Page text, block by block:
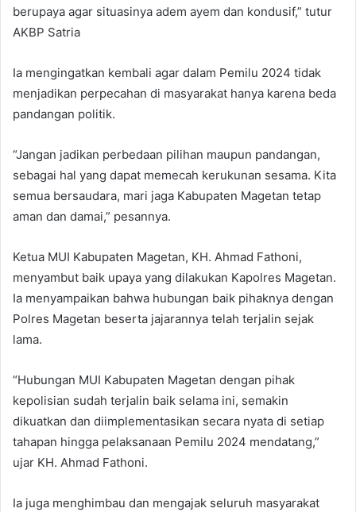
berupaya agar situasinya adem ayem dan kondusif,” tutur
AKBP Satria
Ia mengingatkan kembali agar dalam Pemilu 2024 tidak
menjadikan perpecahan di masyarakat hanya karena beda
pandangan politik.
“Jangan jadikan perbedaan pilihan maupun pandangan,
sebagai hal yang dapat memecah kerukunan sesama. Kita
semua bersaudara, mari jaga Kabupaten Magetan tetap
aman dan damai,” pesannya.
Ketua MUI Kabupaten Magetan, KH. Ahmad Fathoni,
menyambut baik upaya yang dilakukan Kapolres Magetan.
Ia menyampaikan bahwa hubungan baik pihaknya dengan
Polres Magetan beserta jajarannya telah terjalin sejak
lama.
“Hubungan MUI Kabupaten Magetan dengan pihak
kepolisian sudah terjalin baik selama ini, semakin
dikuatkan dan diimplementasikan secara nyata di setiap
tahapan hingga pelaksanaan Pemilu 2024 mendatang,”
ujar KH. Ahmad Fathoni.
Ia juga menghimbau dan mengajak seluruh masyarakat